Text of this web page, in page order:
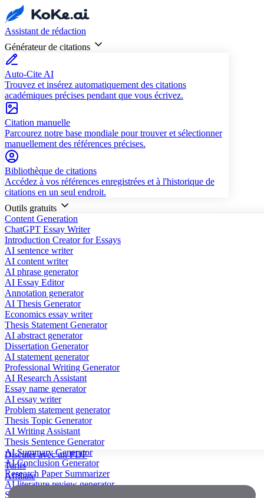
Assistant de rédaction
Générateur de citations
Auto-Cite AI
Trouvez et insérez automatiquement des citations
académiques précises pendant que vous écrivez.
Citation manuelle
Parcourez notre base mondiale pour trouver et sélectionner
manuellement des références précises.
Bibliothèque de citations
Accédez à vos références enregistrées et à l'historique de
citations en un seul endroit.
Outils gratuits
Content Generation
ChatGPT Essay Writer
Introduction Creator for Essays
AI sentence writer
AI content writer
AI phrase generator
AI Essay Editor
Annotation generator
AI Thesis Generator
Economics essay writer
Thesis Statement Generator
AI abstract generator
Dissertation Generator
AI statement generator
Professional Writing Generator
AI Research Assistant
Essay name generator
AI essay writer
Problem statement generator
Thesis Topic Generator
AI Writing Assistant
Thesis Sentence Generator
AI Summary Generator
AI Conclusion Generator
Research Paper Summarizer
AI literature review generator
Scientific Paper Summarizer
Discuter avec un PDF
Tarifs
Affiliate